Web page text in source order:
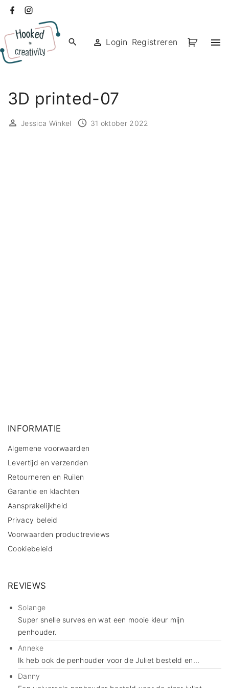
de
inhoud
facebook
Login Registreren
3D printed-07
Jessica Winkel 31 oktober 2022
INFORMATIE
Algemene voorwaarden
Levertijd en verzenden
Retourneren en Ruilen
Garantie en klachten
Aansprakelijkheid
Privacy beleid
Voorwaarden productreviews
Cookiebeleid
REVIEWS
Solange
Super snelle surves en wat een mooie kleur mijn
penhouder.
Anneke
Ik heb ook de penhouder voor de Juliet besteld en...
Danny